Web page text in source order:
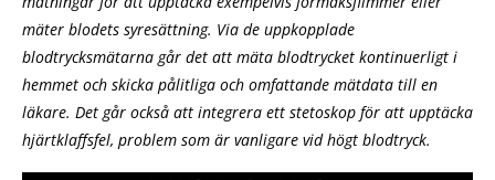
mäter blodets syresättning. Via de uppkopplade
blodtrycksmätarna går det att mäta blodtrycket kontinuerligt i
hemmet och skicka pålitliga och omfattande mätdata till en
läkare. Det går också att integrera ett stetoskop för att upptäcka
hjärtklaffsfel, problem som är vanligare vid högt blodtryck.